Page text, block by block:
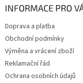
INFORMACE PRO
Doprava a platba
Obchodní podmínky
Výměna a vrácení zboží
Reklamační řád
Ochrana osobních údajů